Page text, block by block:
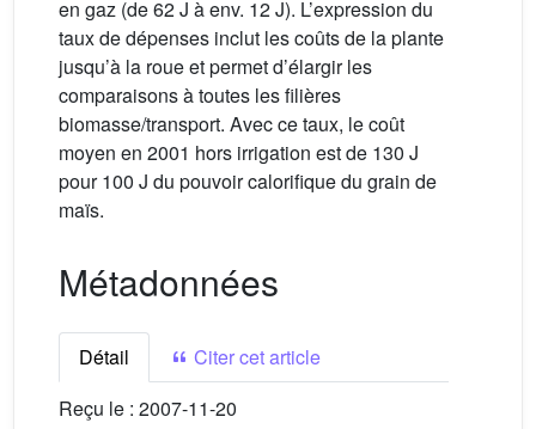
en gaz (de 62 J à env. 12 J). L’expression du
taux de dépenses inclut les coûts de la plante
jusqu’à la roue et permet d’élargir les
comparaisons à toutes les filières
biomasse/transport. Avec ce taux, le coût
moyen en 2001 hors irrigation est de 130 J
pour 100 J du pouvoir calorifique du grain de
maïs.
Métadonnées
Détail
Citer cet article
Reçu le : 2007-11-20